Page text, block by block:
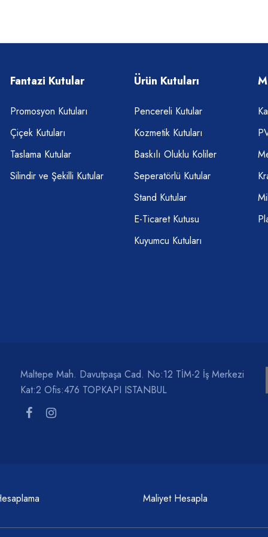
Fantazi Kutular
Promosyon Kutuları
Çiçek Kutuları
Taslama Kutular
Silindir ve Şekilli Kutular
Ürün Kutuları
Pencereli Kutular
Kozmetik Kutuları
Baskılı Oluklu Koliler
Seperatörlü Kutular
Stand Kutular
E-Ticaret Kutusu
Kuyumcu Kutuları
Maltepe Mah. Davutpaşa Cad. No:12 TİM-2 İş Merkezi
Kat:2 Ofis:476 TOPKAPI ISTANBUL
Maliyet Hesapla